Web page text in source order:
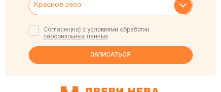
Согласен(на) с условиями обработки
персональных данных